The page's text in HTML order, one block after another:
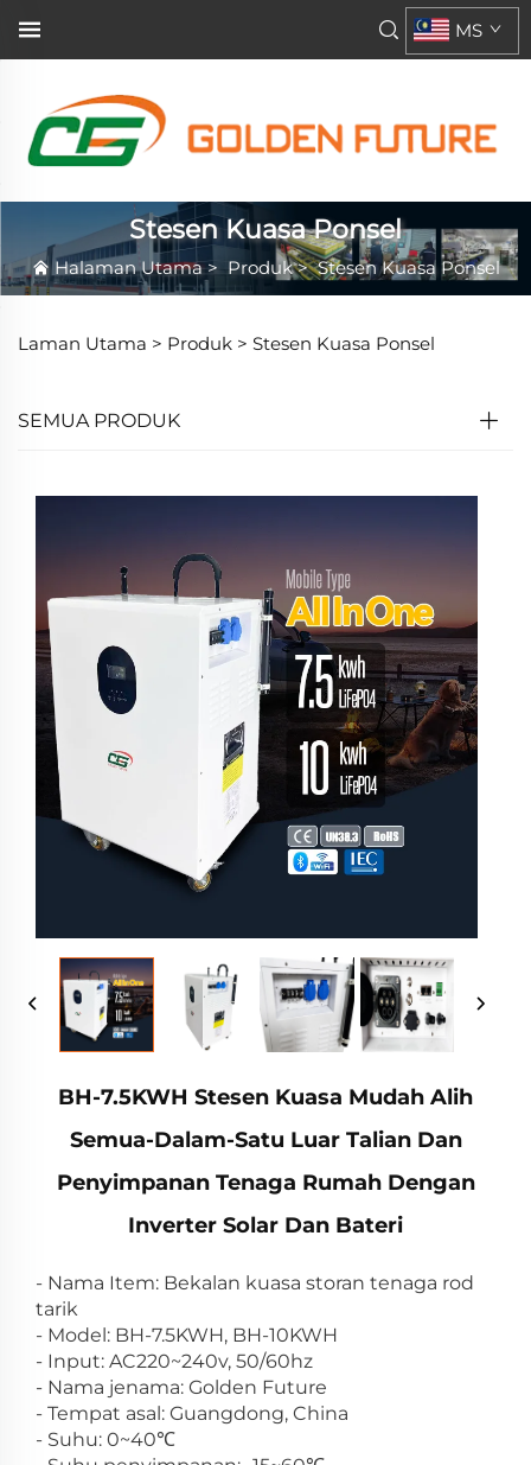
MS
Stesen Kuasa Ponsel
Halaman Utama>Produk>Stesen Kuasa Ponsel
Laman Utama > Produk > Stesen Kuasa Ponsel
SEMUA PRODUK
BH-7.5KWH Stesen Kuasa Mudah Alih
Semua-Dalam-Satu Luar Talian Dan
Penyimpanan Tenaga Rumah Dengan
Inverter Solar Dan Bateri
- Nama Item: Bekalan kuasa storan tenaga rod
tarik
- Model: BH-7.5KWH, BH-10KWH
- Input: AC220~240v, 50/60hz
- Nama jenama: Golden Future
- Tempat asal: Guangdong, China
- Suhu: 0~40℃